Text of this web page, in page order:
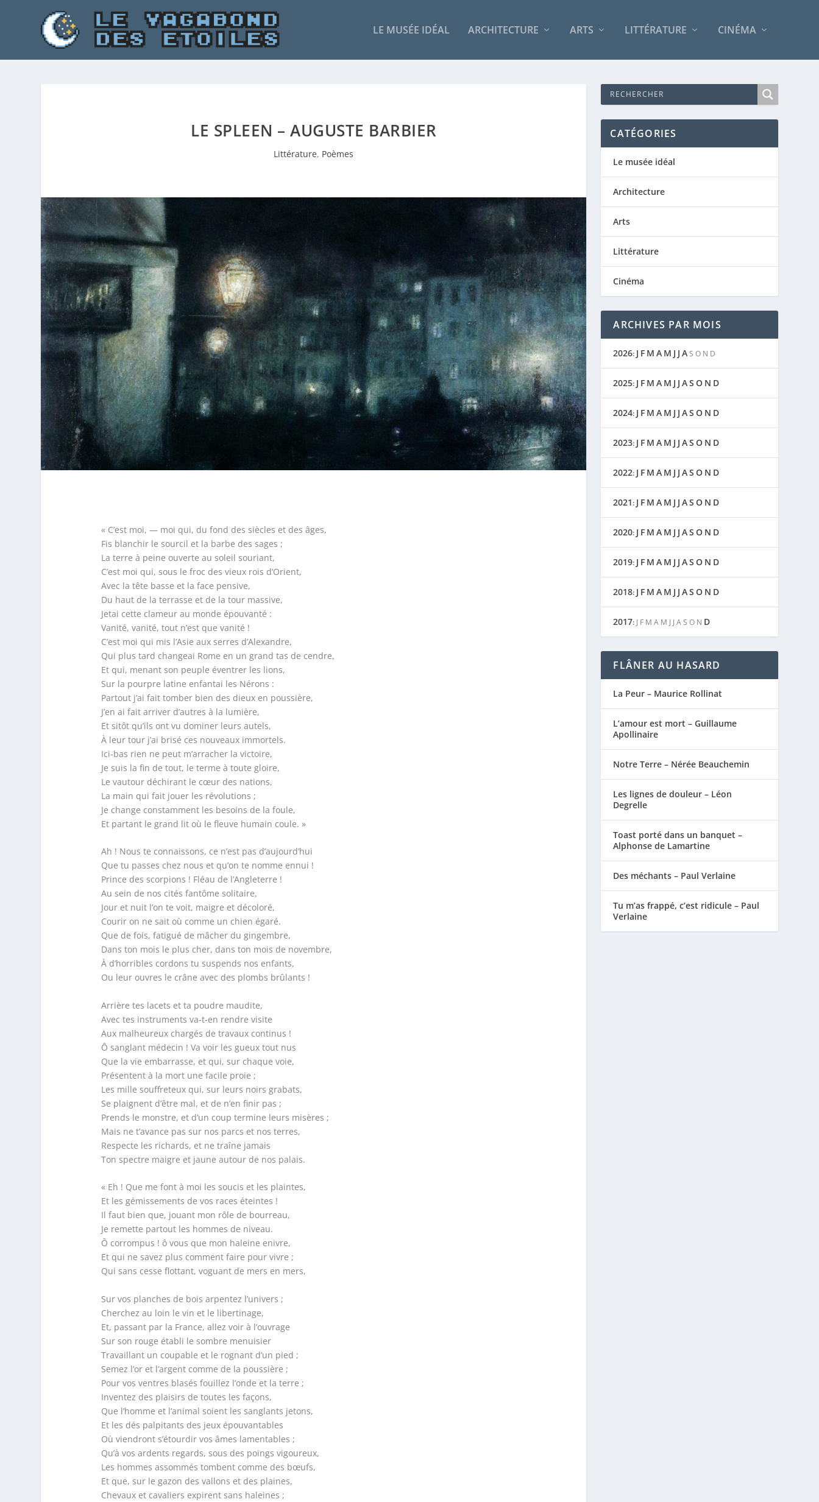
LE MUSÉE IDÉAL ARCHITECTURE ARTS LITTÉRATURE CINÉMA
LE SPLEEN – AUGUSTE BARBIER
Littérature, Poèmes
« C’est moi, — moi qui, du fond des siècles et des âges,
Fis blanchir le sourcil et la barbe des sages ;
La terre à peine ouverte au soleil souriant,
C’est moi qui, sous le froc des vieux rois d’Orient,
Avec la tête basse et la face pensive,
Du haut de la terrasse et de la tour massive,
Jetai cette clameur au monde épouvanté :
Vanité, vanité, tout n’est que vanité !
C’est moi qui mis l’Asie aux serres d’Alexandre,
Qui plus tard changeai Rome en un grand tas de cendre,
Et qui, menant son peuple éventrer les lions,
Sur la pourpre latine enfantai les Nérons :
Partout j’ai fait tomber bien des dieux en poussière,
J’en ai fait arriver d’autres à la lumière,
Et sitôt qu’ils ont vu dominer leurs autels,
À leur tour j’ai brisé ces nouveaux immortels.
Ici-bas rien ne peut m’arracher la victoire,
Je suis la fin de tout, le terme à toute gloire,
Le vautour déchirant le cœur des nations,
La main qui fait jouer les révolutions ;
Je change constamment les besoins de la foule,
Et partant le grand lit où le fleuve humain coule. »
Ah ! Nous te connaissons, ce n’est pas d’aujourd’hui
Que tu passes chez nous et qu’on te nomme ennui !
Prince des scorpions ! Fléau de l’Angleterre !
Au sein de nos cités fantôme solitaire,
Jour et nuit l’on te voit, maigre et décoloré,
Courir on ne sait où comme un chien égaré.
Que de fois, fatigué de mâcher du gingembre,
Dans ton mois le plus cher, dans ton mois de novembre,
À d’horribles cordons tu suspends nos enfants,
Ou leur ouvres le crâne avec des plombs brûlants !
Arrière tes lacets et ta poudre maudite,
Avec tes instruments va-t-en rendre visite
Aux malheureux chargés de travaux continus !
Ô sanglant médecin ! Va voir les gueux tout nus
Que la vie embarrasse, et qui, sur chaque voie,
Présentent à la mort une facile proie ;
Les mille souffreteux qui, sur leurs noirs grabats,
Se plaignent d’être mal, et de n’en finir pas ;
Prends le monstre, et d’un coup termine leurs misères ;
Mais ne t’avance pas sur nos parcs et nos terres,
Respecte les richards, et ne traîne jamais
Ton spectre maigre et jaune autour de nos palais.
« Eh ! Que me font à moi les soucis et les plaintes,
Et les gémissements de vos races éteintes !
Il faut bien que, jouant mon rôle de bourreau,
Je remette partout les hommes de niveau.
Ô corrompus ! ô vous que mon haleine enivre,
Et qui ne savez plus comment faire pour vivre ;
Qui sans cesse flottant, voguant de mers en mers,
Sur vos planches de bois arpentez l’univers ;
Cherchez au loin le vin et le libertinage,
Et, passant par la France, allez voir à l’ouvrage
Sur son rouge établi le sombre menuisier
Travaillant un coupable et le rognant d’un pied ;
Semez l’or et l’argent comme de la poussière ;
Pour vos ventres blasés fouillez l’onde et la terre ;
Inventez des plaisirs de toutes les façons,
Que l’homme et l’animal soient les sanglants jetons,
Et les dés palpitants des jeux épouvantables
Où viendront s’étourdir vos âmes lamentables ;
Qu’à vos ardents regards, sous des poings vigoureux,
Les hommes assommés tombent comme des bœufs,
Et que, sur le gazon des vallons et des plaines,
Chevaux et cavaliers expirent sans haleines ;
CATÉGORIES
Le musée idéal
Architecture
Arts
Littérature
Cinéma
ARCHIVES PAR MOIS
2026: J F M A M J J AS O N D
2025: J F M A M J J AS O N D
2024: J F M A M J J AS O N D
2023: J F M A M J J AS O N D
2022: J F M A M J J AS O N D
2021: J F M A M J J AS O N D
2020: J F M A M J J AS O N D
2019: J F M A M J J AS O N D
2018: J F M A M J J AS O N D
2017: J F M A M J J AS O N D
FLÂNER AU HASARD
La Peur – Maurice Rollinat
L’amour est mort – Guillaume
Apollinaire
Notre Terre – Nérée Beauchemin
Les lignes de douleur – Léon
Degrelle
Toast porté dans un banquet –
Alphonse de Lamartine
Des méchants – Paul Verlaine
Tu m’as frappé, c’est ridicule – Paul
Verlaine